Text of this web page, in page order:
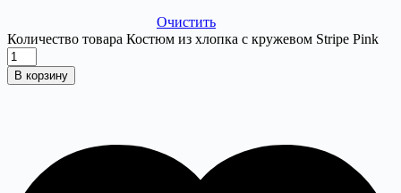
Очистить
Количество товара Костюм из хлопка с кружевом Stripe Pink
В корзину